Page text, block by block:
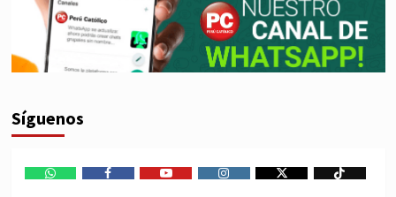
Síguenos